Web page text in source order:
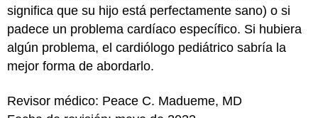
significa que su hijo está perfectamente sano) o si
padece un problema cardíaco específico. Si hubiera
algún problema, el cardiólogo pediátrico sabría la
mejor forma de abordarlo.
Revisor médico: Peace C. Madueme, MD